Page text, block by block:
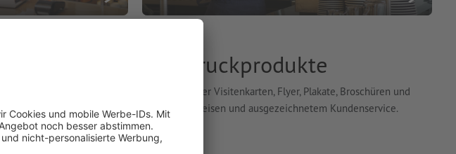
Marketing- und Druckprodukte
Druckprodukten in bester Qualität, darunter Visitenkarten, Flyer, Plakate, Broschüren und
um. Profitieren Sie von fairen Preisen und ausgezeichnetem Kundenservice.